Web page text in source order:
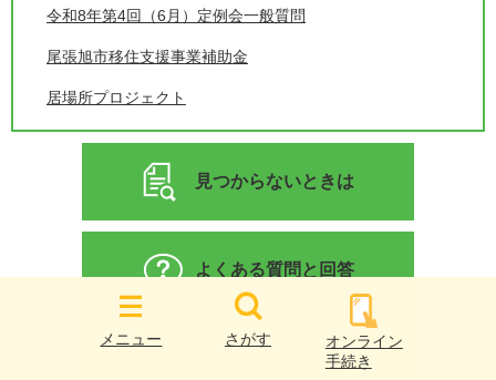
メニュー さがす
オンライン
手続き
令和8年第4回（6月）定例会一般質問
尾張旭市移住支援事業補助金
居場所プロジェクト
見つからないときは
よくある質問と回答